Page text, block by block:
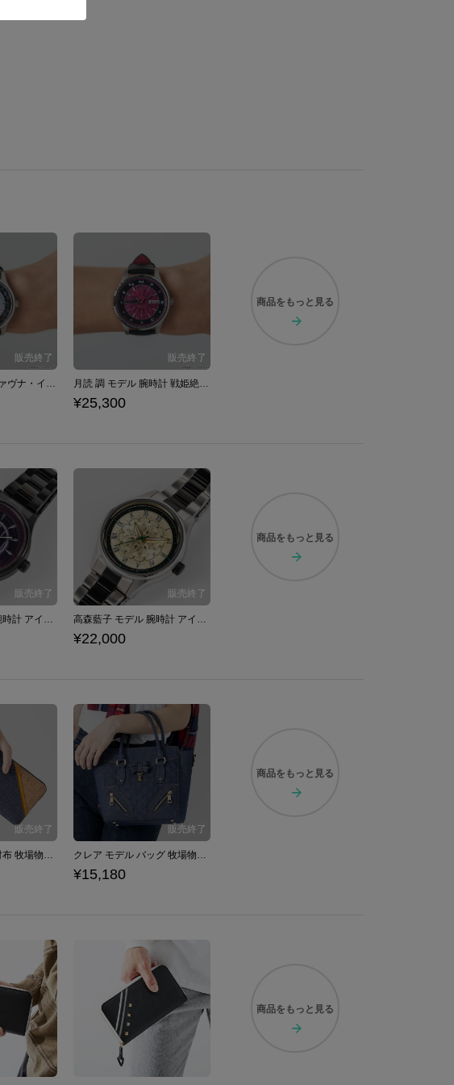
マリア・カデンツァヴナ・イヴ モデル 腕時計 戦姫絶唱シンフォギアＸＶ 月読 調 モデル 腕時計 戦姫絶唱シンフォギアＸＶ
¥25,300
商品を もっと見る
輿水幸子 モデル 腕時計 アイドルマスター シンデレラガールズ 高森藍子 モデル 腕時計 アイドルマスター シンデレラガールズ
¥22,000
商品を もっと見る
ピート モデル 長財布 牧場物語 再会のミネラルタウン クレア モデル バッグ 牧場物語 再会のミネラルタウン
¥15,180
商品を もっと見る
商品を もっと見る